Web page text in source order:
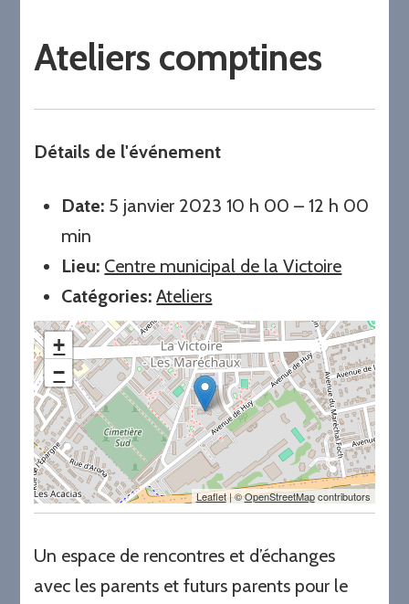
Ateliers comptines
Détails de l'événement
Date: 5 janvier 2023 10 h 00 –12 h 00
min
Lieu: Centre municipal de la Victoire
Catégories: Ateliers
+
−
Leaflet| ©OpenStreetMapcontributors
Un espace de rencontres et d’échanges
avec les parents et futurs parents pour le